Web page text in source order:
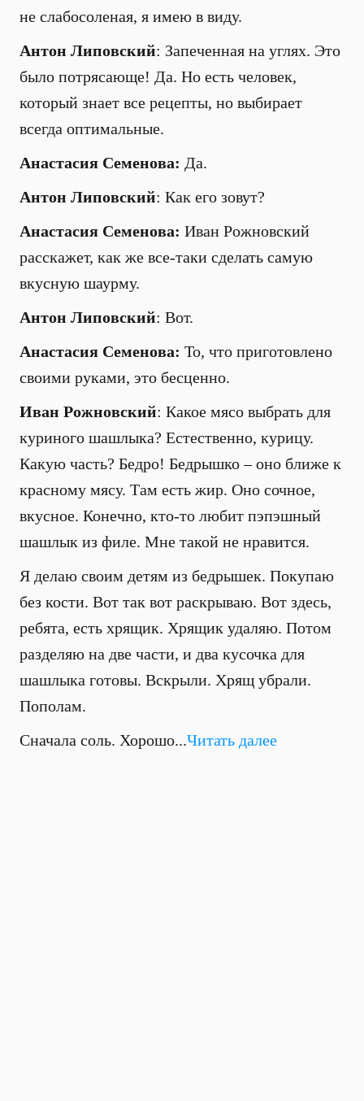
не слабосоленая, я имею в виду.
Антон Липовский: Запеченная на углях. Это
было потрясающе! Да. Но есть человек,
который знает все рецепты, но выбирает
всегда оптимальные.
Анастасия Семенова: Да.
Антон Липовский: Как его зовут?
Анастасия Семенова: Иван Рожновский
расскажет, как же все-таки сделать самую
вкусную шаурму.
Антон Липовский: Вот.
Анастасия Семенова: То, что приготовлено
своими руками, это бесценно.
Иван Рожновский: Какое мясо выбрать для
куриного шашлыка? Естественно, курицу.
Какую часть? Бедро! Бедрышко – оно ближе к
красному мясу. Там есть жир. Оно сочное,
вкусное. Конечно, кто-то любит пэпэшный
шашлык из филе. Мне такой не нравится.
Я делаю своим детям из бедрышек. Покупаю
без кости. Вот так вот раскрываю. Вот здесь,
ребята, есть хрящик. Хрящик удаляю. Потом
разделяю на две части, и два кусочка для
шашлыка готовы. Вскрыли. Хрящ убрали.
Пополам.
Сначала соль. Хорошо...Читать далее